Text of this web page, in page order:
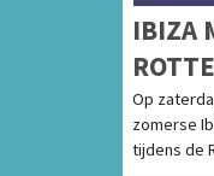
IBIZA
Op
zomerse
tijdens de